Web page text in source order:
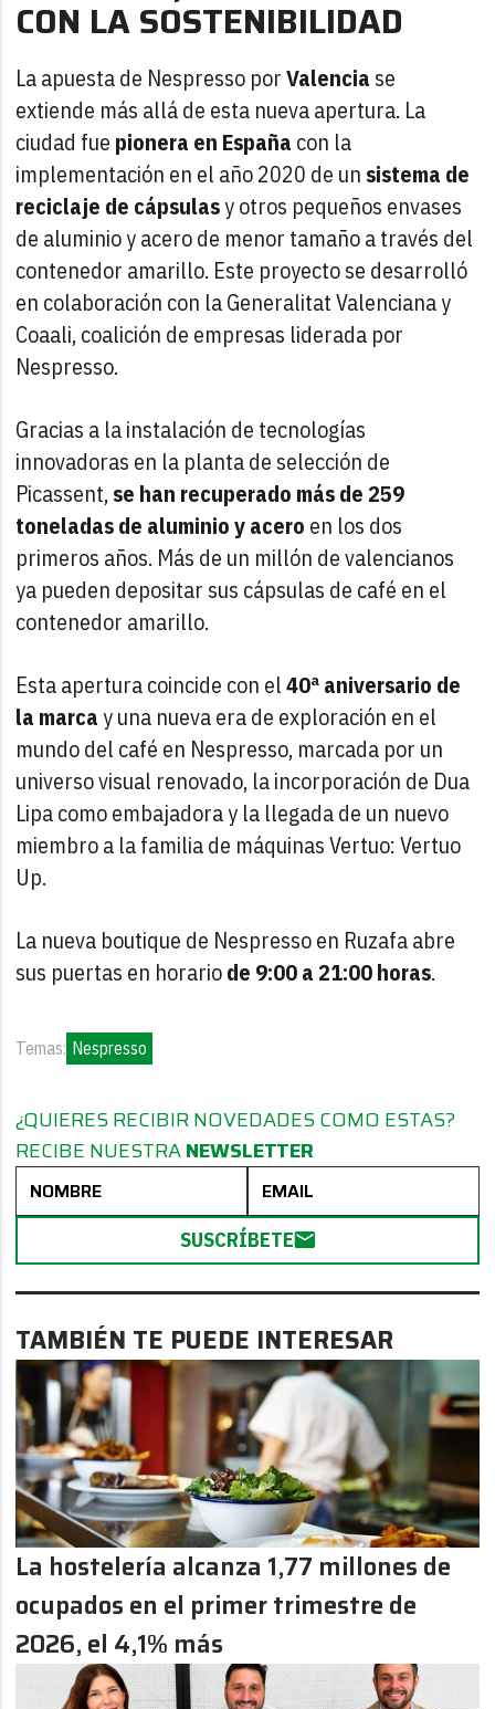
CON LA SOSTENIBILIDAD
La apuesta de Nespresso porValencia se
extiende más allá de esta nueva apertura. La
ciudad fue pionera en España con la
implementación en el año 2020 de un sistema de
reciclaje de cápsulasy otros pequeños envases
de aluminio y acero de menor tamaño a través del
contenedor amarillo. Este proyecto se desarrolló
en colaboración con la Generalitat Valenciana y
Coaali, coalición de empresas liderada por
Nespresso.
Gracias a la instalación de tecnologías
innovadoras en la planta de selección de
Picassent,se han recuperado más de 259
toneladas de aluminio y acero en los dos
primeros años. Más de un millón de valencianos
ya pueden depositar sus cápsulas de café en el
contenedor amarillo.
Esta apertura coincide con el40ª aniversario de
la marcay una nueva era de exploración en el
mundo del café en Nespresso, marcada por un
universo visual renovado, la incorporación de Dua
Lipa como embajadora y la llegada de un nuevo
miembro a la familia de máquinas Vertuo: Vertuo
Up.
La nueva boutique de Nespresso en Ruzafa abre
sus puertas en horariode 9:00 a 21:00 horas.
Temas: Nespresso
¿QUIERES RECIBIR NOVEDADES COMO ESTAS?
RECIBE NUESTRANEWSLETTER
SUSCRÍBETE
TAMBIÉN TE PUEDE INTERESAR
La hostelería alcanza 1,77 millones de
ocupados en el primer trimestre de
2026, el 4,1% más